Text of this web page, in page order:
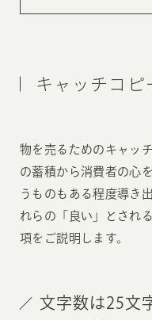
キャッチコピ
物を売るためのキャッ
の蓄積から消費者の心
うものもある程度導き
れらの「良い」とされ
項をご説明します。
文字数は25文